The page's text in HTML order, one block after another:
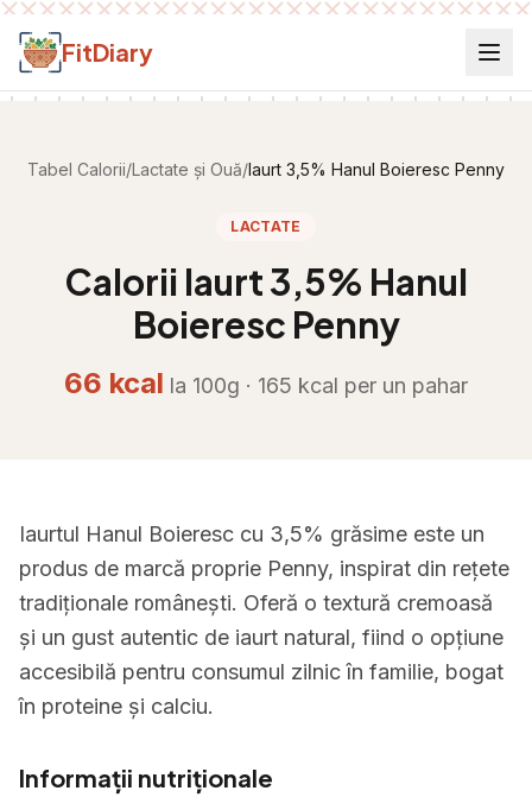
Salt la conținut
FitDiary
Tabel Calorii/Lactate și Ouă/Iaurt 3,5% Hanul Boieresc Penny
LACTATE
Calorii Iaurt 3,5% Hanul
Boieresc Penny
66 kcal la 100g · 165 kcal per un pahar
Iaurtul Hanul Boieresc cu 3,5% grăsime este un
produs de marcă proprie Penny, inspirat din rețete
tradiționale românești. Oferă o textură cremoasă
și un gust autentic de iaurt natural, fiind o opțiune
accesibilă pentru consumul zilnic în familie, bogat
în proteine și calciu.
Informații nutriționale